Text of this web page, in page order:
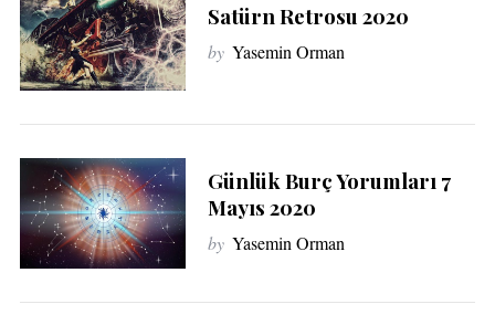
Satürn Retrosu 2020
by Yasemin Orman
Günlük Burç Yorumları 7
Mayıs 2020
by Yasemin Orman